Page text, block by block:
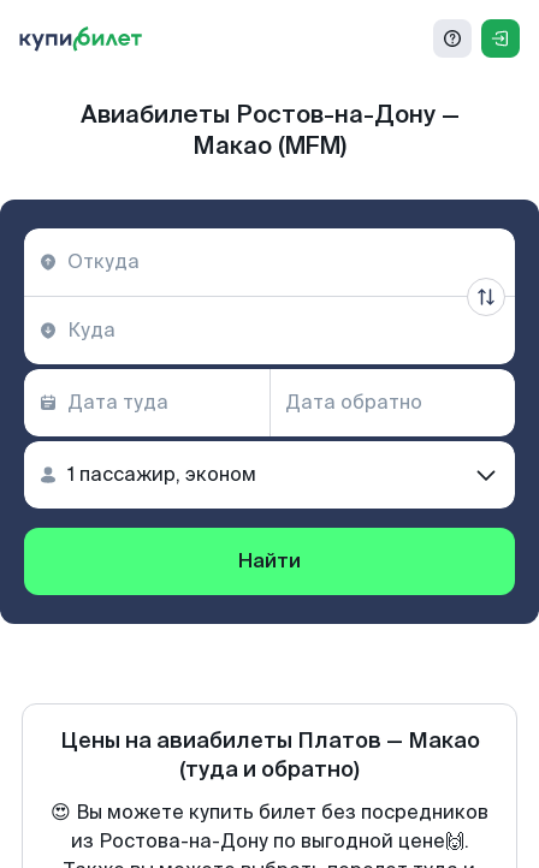
Авиабилеты Ростов-на-Дону —
Макао (MFM)
Найти
Цены на авиабилеты Платов — Макао
(туда и обратно)
😍 Вы можете купить билет без посредников
из Ростова-на-Дону по выгодной цене🙌.